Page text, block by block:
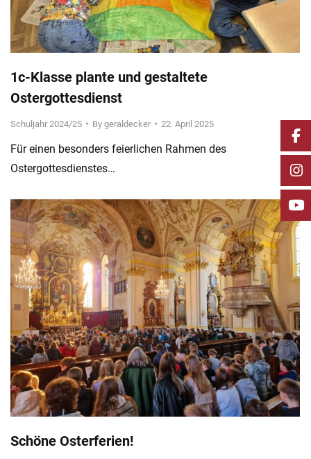
1c-Klasse plante und gestaltete
Ostergottesdienst
Schuljahr 2024/25 By geraldecker 22. April 2025
Für einen besonders feierlichen Rahmen des
Ostergottesdienstes…
Schöne Osterferien!